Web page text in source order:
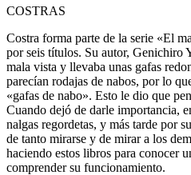
COSTRAS
Costra forma parte de la serie «El
por seis títulos. Su autor, Genichiro
mala vista y llevaba unas gafas
parecían rodajas de nabos, por lo
«gafas de nabo». Esto le dio que
Cuando dejó de darle importancia,
nalgas regordetas, y más tarde por
de tanto mirarse y de mirar a los
haciendo estos libros para conocer
comprender su funcionamiento.